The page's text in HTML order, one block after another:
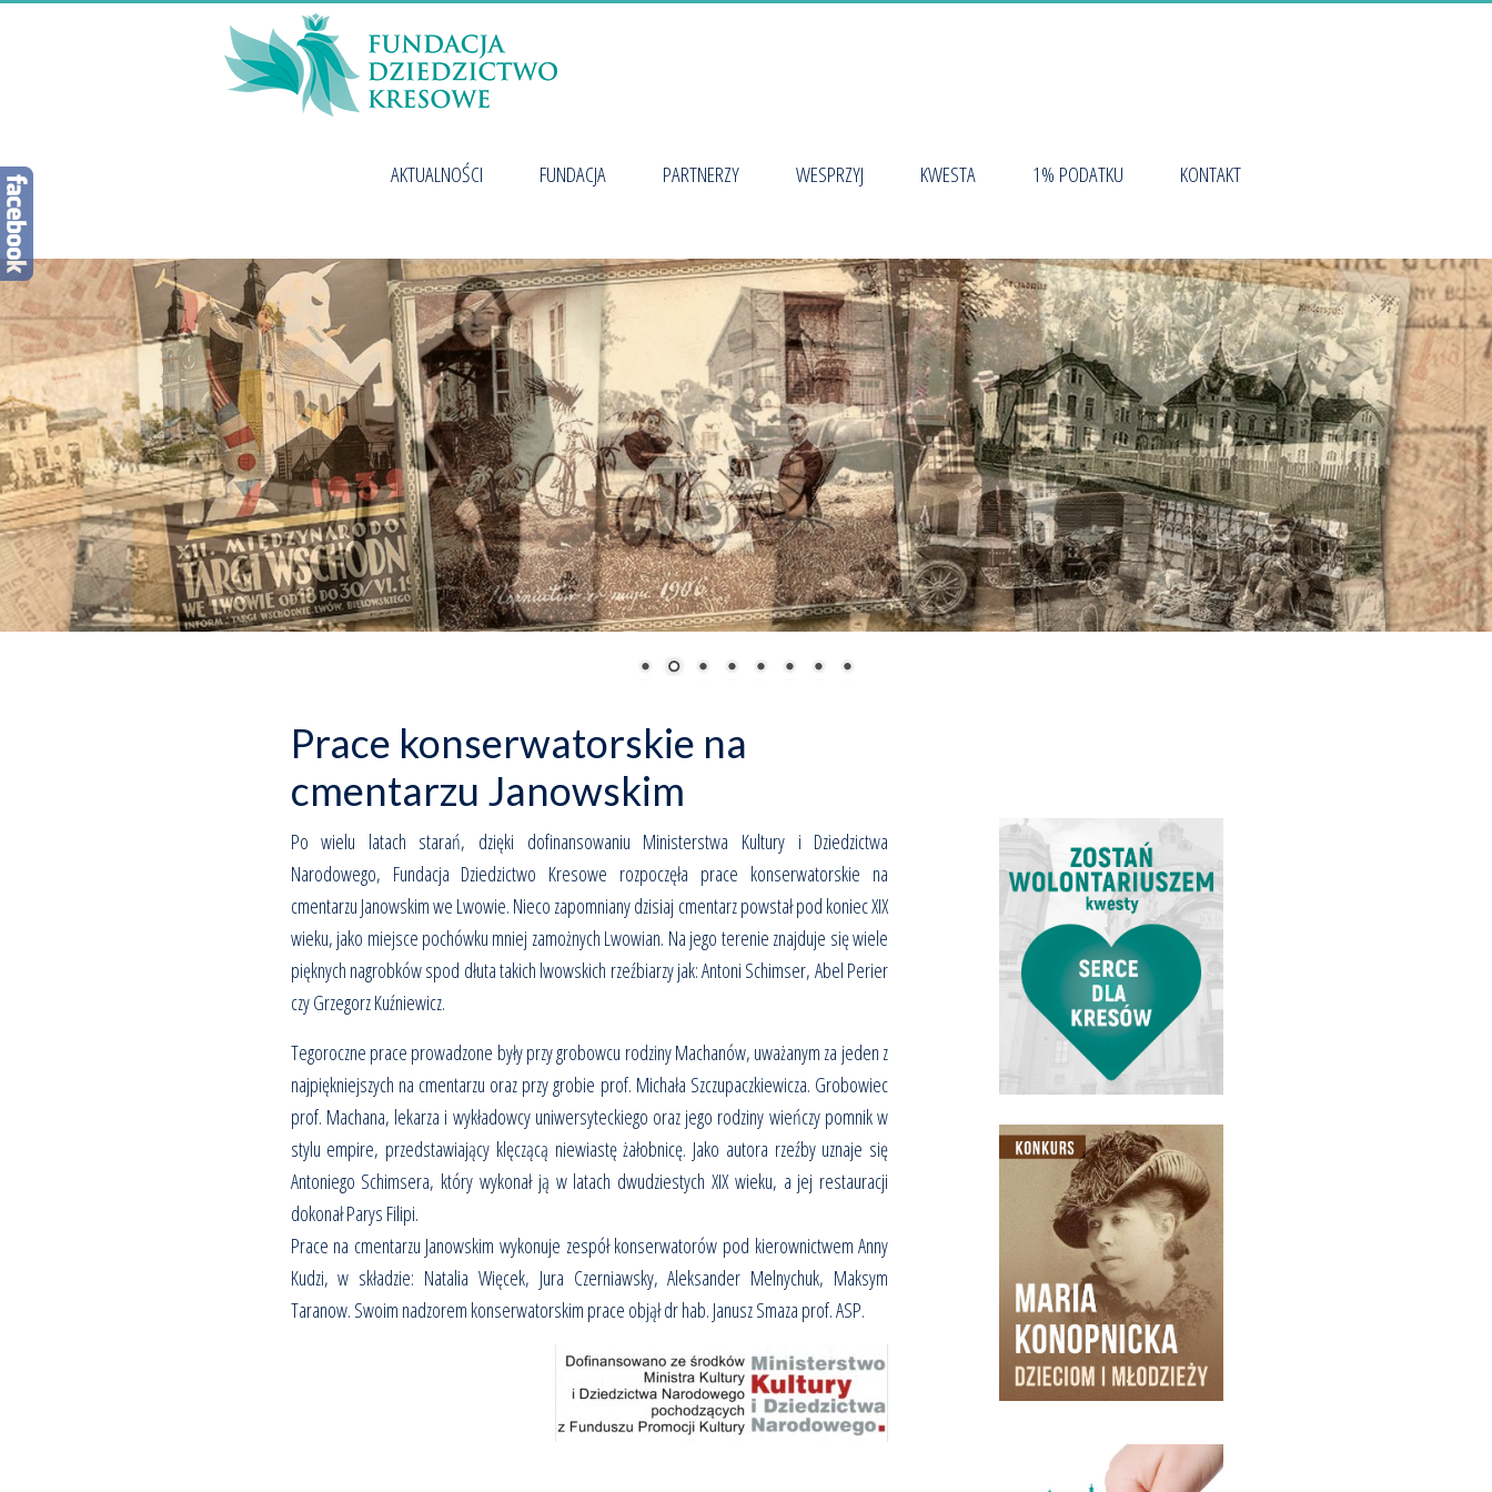
AKTUALNOŚCI FUNDACJA PARTNERZY WESPRZYJ KWESTA 1% PODATKU KONTAKT
Prace konserwatorskie na
cmentarzu Janowskim
Po wielu latach starań, dzięki dofinansowaniu Ministerstwa Kultury i Dziedzictwa
Narodowego, Fundacja Dziedzictwo Kresowe rozpoczęła prace konserwatorskie na
cmentarzu Janowskim we Lwowie. Nieco zapomniany dzisiaj cmentarz powstał pod koniec XIX
wieku, jako miejsce pochówku mniej zamożnych Lwowian. Na jego terenie znajduje się wiele
pięknych nagrobków spod dłuta takich lwowskich rzeźbiarzy jak: Antoni Schimser, Abel Perier
czy Grzegorz Kuźniewicz.
Tegoroczne prace prowadzone były przy grobowcu rodziny Machanów, uważanym za jeden z
najpiękniejszych na cmentarzu oraz przy grobie prof. Michała Szczupaczkiewicza. Grobowiec
prof. Machana, lekarza i wykładowcy uniwersyteckiego oraz jego rodziny wieńczy pomnik w
stylu empire, przedstawiający klęczącą niewiastę żałobnicę. Jako autora rzeźby uznaje się
Antoniego Schimsera, który wykonał ją w latach dwudziestych XIX wieku, a jej restauracji
dokonał Parys Filipi.
Prace na cmentarzu Janowskim wykonuje zespół konserwatorów pod kierownictwem Anny
Kudzi, w składzie: Natalia Więcek, Jura Czerniawsky, Aleksander Melnychuk, Maksym
Taranow. Swoim nadzorem konserwatorskim prace objął dr hab. Janusz Smaza prof. ASP.